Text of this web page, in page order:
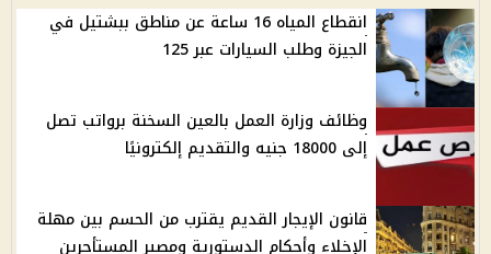
انقطاع المياه 16 ساعة عن مناطق ببشتيل في
الجيزة وطلب السيارات عبر 125
وظائف وزارة العمل بالعين السخنة برواتب تصل
إلى 18000 جنيه والتقديم إلكترونيًا
قانون الإيجار القديم يقترب من الحسم بين مهلة
الإخلاء وأحكام الدستورية ومصير المستأجرين